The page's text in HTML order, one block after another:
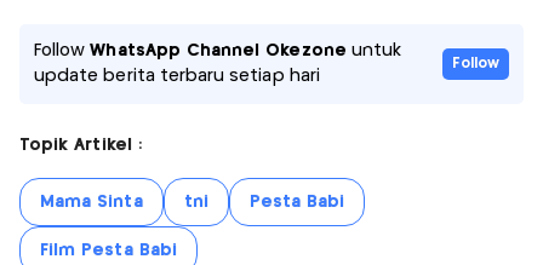
FollowWhatsApp Channel Okezone untuk
update berita terbaru setiap hari
Follow
Topik Artikel :
Mama Sinta tni Pesta Babi
Film Pesta Babi